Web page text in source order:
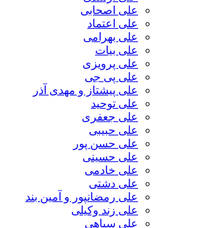
علی اصحابی
علی اعتماد
علی بهرامی
علی بیات
علی پرویزی
علی پی جی
علی پیشتاز و مهدی آذر
علی توحید
علی جعفری
علی حبیبی
علی حسن پور
علی حسینی
علی خادمی
علی دشتی
علی رمضانپور و آمین بند
علی زند وکیلی
علی سپاهی